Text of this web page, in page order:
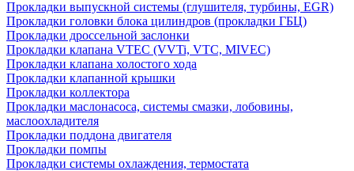
Прокладки выпускной системы (глушителя, турбины, EGR)
Прокладки головки блока цилиндров (прокладки ГБЦ)
Прокладки дроссельной заслонки
Прокладки клапана VTEC (VVTi, VTC, MIVEC)
Прокладки клапана холостого хода
Прокладки клапанной крышки
Прокладки коллектора
Прокладки маслонасоса, системы смазки, лобовины,
маслоохладителя
Прокладки поддона двигателя
Прокладки помпы
Прокладки системы охлаждения, термостата